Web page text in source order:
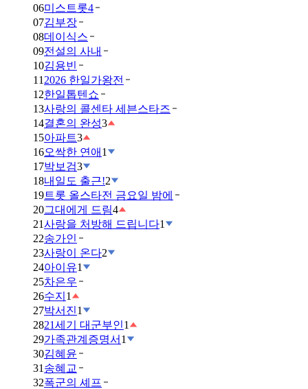
06미스트롯4
07김부장
08데이식스
09전설의 사내
10김용빈
11 2026 한일가왕전
12한일톱텐쇼
13사랑의 콜센타 세븐스타즈
14결혼의 완성3
15아파트3
16오싹한 연애 1
17박보검3
18내일도 출근!2
19트롯 올스타전 금요일 밤에
20그대에게 드림4
21사랑을 처방해 드립니다1
22송가인
23사랑이 온다2
24아이유1
25차은우
26수지 1
27박서진1
2821세기 대군부인1
29가족관계증명서 1
30김혜윤
31 송혜교
32폭군의 셰프